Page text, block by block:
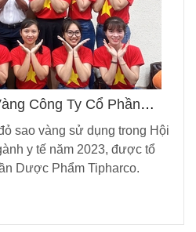
Công Ty Cổ Phần
sao vàng sử dụng trong Hội
y tế năm 2023, được tổ
Dược Phẩm Tipharco.